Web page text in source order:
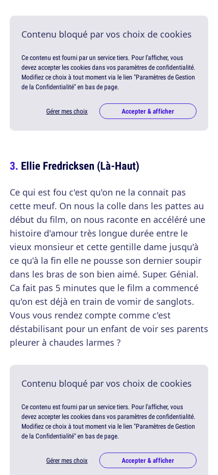
Contenu bloqué par vos choix de cookies
Ce contenu est fourni par un service tiers. Pour l'afficher, vous
devez accepter les cookies dans vos paramètres de confidentialité.
Modifiez ce choix à tout moment via le lien "Paramètres de Gestion
de la Confidentialité" en bas de page.
Gérer mes choix Accepter & afficher
Ellie Fredricksen (Là-Haut)
Ce qui est fou c'est qu'on ne la connait pas
cette meuf. On nous la colle dans les pattes au
début du film, on nous raconte en accéléré une
histoire d'amour très longue durée entre le
vieux monsieur et cette gentille dame jusqu'à
ce qu'à la fin elle ne pousse son dernier soupir
dans les bras de son bien aimé. Super. Génial.
Ca fait pas 5 minutes que le film a commencé
qu'on est déjà en train de vomir de sanglots.
Vous vous rendez compte comme c'est
déstabilisant pour un enfant de voir ses parents
pleurer à chaudes larmes ?
Contenu bloqué par vos choix de cookies
Ce contenu est fourni par un service tiers. Pour l'afficher, vous
devez accepter les cookies dans vos paramètres de confidentialité.
Modifiez ce choix à tout moment via le lien "Paramètres de Gestion
de la Confidentialité" en bas de page.
Gérer mes choix Accepter & afficher